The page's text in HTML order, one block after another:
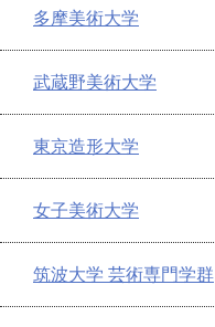
多摩美術大学
武蔵野美術大学
東京造形大学
女子美術大学
筑波大学 芸術専門学群